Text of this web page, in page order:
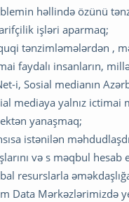
həllində özünü
işləri aparmaq;
tənzimləmələrdən ,
faydalı insanların,
i, Sosial medianın
mediaya yalnız ictimai
yanaşmaq;
istənilən
və s məqbul hesab
resurslarla
Data Mərkəzlərimizdə